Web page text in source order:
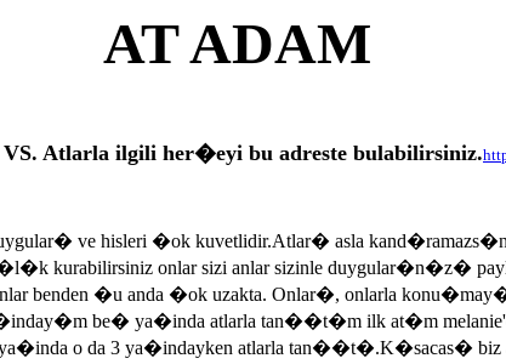
AT ADAM
Atlarla ilgili her�eyi bu adreste bulabilirsiniz.
ve hisleri �ok kuvetlidir.Atlar� asla
kurabilirsiniz onlar sizi anlar sizinle duygular�n�z�
onlar benden �u anda �ok uzakta. Onlar�, onlarla
be� ya�inda atlarla tan��t�m ilk at�m
o da 3 ya�indayken atlarla tan��t�.K�sacas�